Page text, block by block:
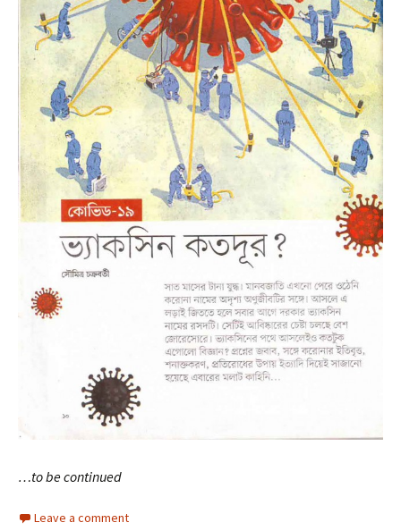
…to be continued
Leave a comment